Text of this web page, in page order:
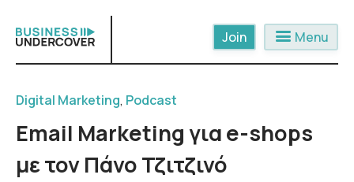
content
menu Menu
Digital Marketing, Podcast
Email Marketing για e-shops
με τον Πάνο Τζιτζινό